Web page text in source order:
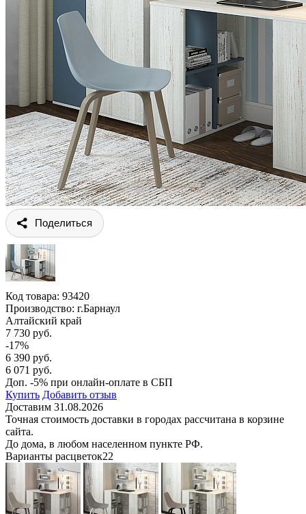
Поделиться
Код товара: 93420
Производство: г.Барнаул
Алтайский край
7 730 руб.
-17%
6 390 руб.
6 071 руб.
Доп. -5% при онлайн-оплате в СБП
Купить Добавить отзыв
Доставим 31.08.2026
Точная стоимость доставки в городах рассчитана в корзине
сайта.
До дома, в любом населенном пункте РФ.
Варианты расцветок22